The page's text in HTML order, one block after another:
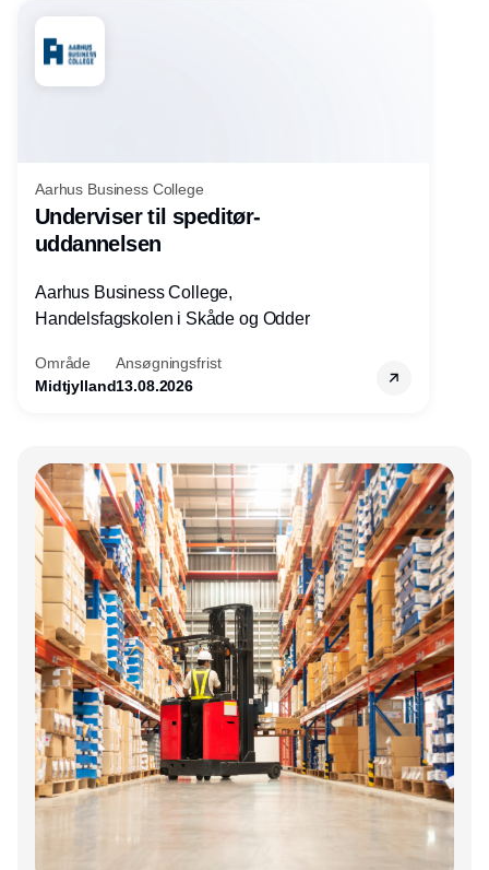
Aarhus Business College
Underviser til speditør-
uddannelsen
Aarhus Business College,
Handelsfagskolen i Skåde og Odder
Område
Midtjylland
Ansøgningsfrist
13.08.2026
Annonce